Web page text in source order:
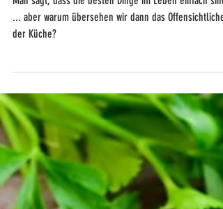
die alle kennen!
Man sagt, dass die besten Dinge im Leben einfach sind
der Küche?